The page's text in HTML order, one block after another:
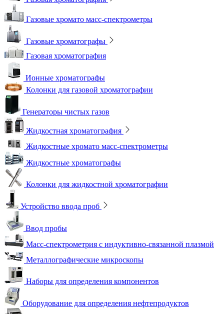
Газовые хромато масс-спектрометры
Газовые хроматографы
Газовая хроматография
Ионные хроматографы
Колонки для газовой хроматографии
Генераторы чистых газов
Жидкостная хроматография
Жидкостные хромато масс-спектрометры
Жидкостные хроматографы
Колонки для жидкостной хроматографии
Устройство ввода проб
Ввод пробы
Масс-спектрометрия с индуктивно-связанной плазмой
Металлографические микроскопы
Наборы для определения компонентов
Оборудование для определения нефтепродуктов